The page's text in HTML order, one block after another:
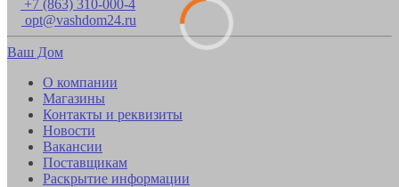
+7 (863) 310-000-4
opt@vashdom24.ru
Ваш Дом
О компании
Магазины
Контакты и реквизиты
Новости
Вакансии
Поставщикам
Раскрытие информации